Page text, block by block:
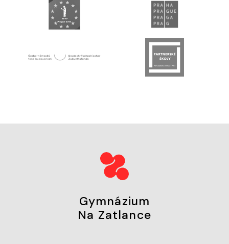
Gymnázium
Na Zatlance